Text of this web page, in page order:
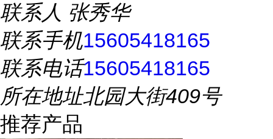
联系人 张秀华
联系手机15605418165
联系电话15605418165
所在地址北园大街409号
推荐产品